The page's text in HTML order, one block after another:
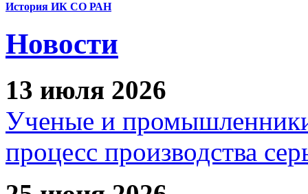
История ИК СО РАН
Новости
13 июля 2026
Ученые и
процесс производства